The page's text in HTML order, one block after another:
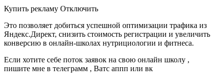
Купить рекламу Отключить
Это позволяет добиться успешной оптимизации трафика из
Яндекс.Директ, снизить стоимость регистрации и увеличить
конверсию в онлайн-школах нутрициологии и фитнеса.
Если хотите себе поток заявок на свою онлайн школу ,
пишите мне в телеграмм , Ватс аппп или вк